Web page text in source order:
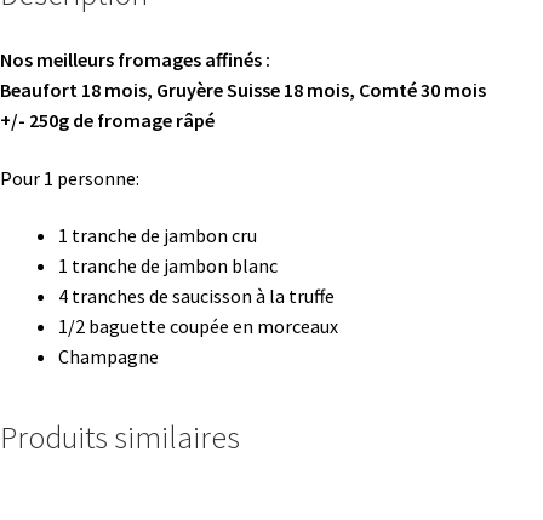
Nos meilleurs fromages affinés :
Beaufort 18 mois, Gruyère Suisse 18 mois, Comté 30 mois
+/- 250g de fromage râpé
Pour 1 personne:
1 tranche de jambon cru
1 tranche de jambon blanc
4 tranches de saucisson à la truffe
1/2 baguette coupée en morceaux
Champagne
Produits similaires